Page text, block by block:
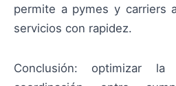
permite a pymes y carriers
servicios con rapidez.
Conclusión: optimizar